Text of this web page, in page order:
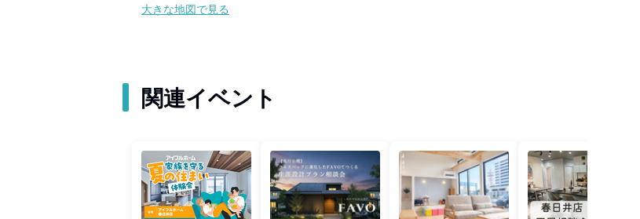
大きな地図で見る
関連イベント